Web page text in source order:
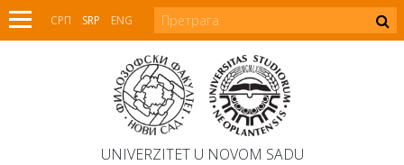
СРП SRP ENG
UNIVERZITET U NOVOM SADU